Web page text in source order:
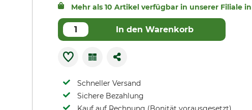
Mehr als 10 Artikel verfügbar in unserer Filiale
In den Warenkorb
Schneller Versand
Sichere Bezahlung